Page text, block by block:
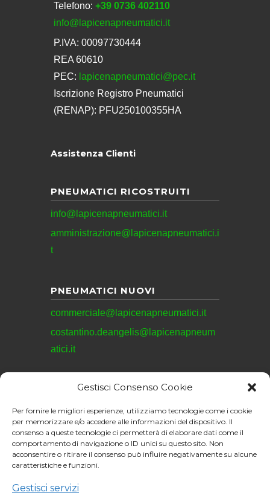
Gestisci Consenso Cookie
Per fornire le migliori esperienze, utilizziamo tecnologie come i cookie
per memorizzare e/o accedere alle informazioni del dispositivo. Il
consenso a queste tecnologie ci permetterà di elaborare dati come il
comportamento di navigazione o ID unici su questo sito. Non
acconsentire o ritirare il consenso può influire negativamente su alcune
caratteristiche e funzioni.
Gestisci servizi
Telefono: +39 0736 402110
info@lapicenapneumatici.it
P.IVA: 00097730444
REA 60610
PEC: lapicenapneumatici@pec.it
Iscrizione Registro Pneumatici
(RENAP): PFU250100355HA
Assistenza Clienti
PNEUMATICI RICOSTRUITI
info@lapicenapneumatici.it
amministrazione@lapicenapneumatici.i
t
PNEUMATICI NUOVI
commerciale@lapicenapneumatici.it
costantino.deangelis@lapicenapneum
atici.it
REVISIONI
revisioni@lapicenapneumatici.it
La Picena Pneumatici